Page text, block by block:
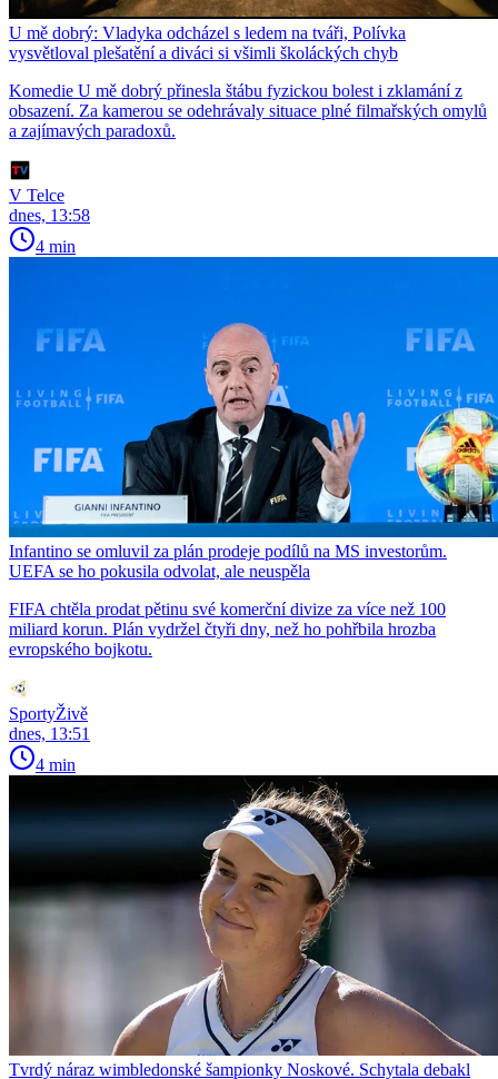
U mě dobrý: Vladyka odcházel s ledem na tváři, Polívka
vysvětloval plešatění a diváci si všimli školáckých chyb
Komedie U mě dobrý přinesla štábu fyzickou bolest i zklamání z
obsazení. Za kamerou se odehrávaly situace plné filmařských omylů
a zajímavých paradoxů.
V Telce
dnes, 13:58
4 min
Infantino se omluvil za plán prodeje podílů na MS investorům.
UEFA se ho pokusila odvolat, ale neuspěla
FIFA chtěla prodat pětinu své komerční divize za více než 100
miliard korun. Plán vydržel čtyři dny, než ho pohřbila hrozba
evropského bojkotu.
SportyŽivě
dnes, 13:51
4 min
Tvrdý náraz wimbledonské šampionky Noskové. Schytala debakl